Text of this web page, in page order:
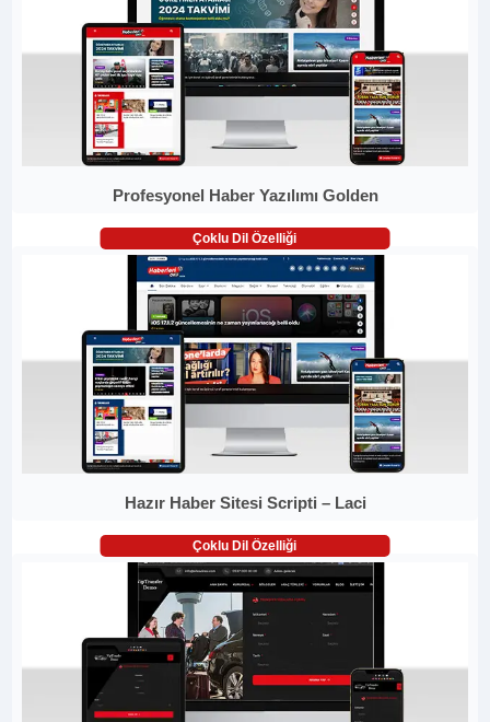
Profesyonel Haber Yazılımı Golden
Çoklu Dil Özelliği
Hazır Haber Sitesi Scripti – Laci
Çoklu Dil Özelliği